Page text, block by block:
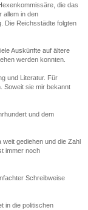
die das
allem in den
Die Reichsstädte folgten
Auskünfte auf ältere
werden konnten.
und Literatur. Für
Soweit sie mir bekannt
und dem
gediehen und die Zahl
immer noch
Schreibweise
in die politischen